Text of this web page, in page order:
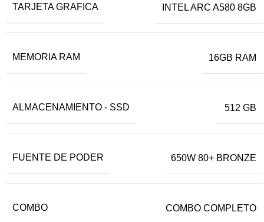
TARJETA GRAFICA INTEL ARC A580 8GB
MEMORIA RAM 16GB RAM
ALMACENAMIENTO - SSD 512 GB
FUENTE DE PODER 650W 80+ BRONZE
COMBO COMBO COMPLETO